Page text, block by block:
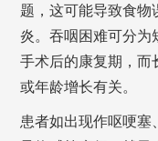
题，这可能导致食物
炎。吞咽困难可分为
手术后的康复期，而
或年龄增长有关。
患者如出现作呕哽